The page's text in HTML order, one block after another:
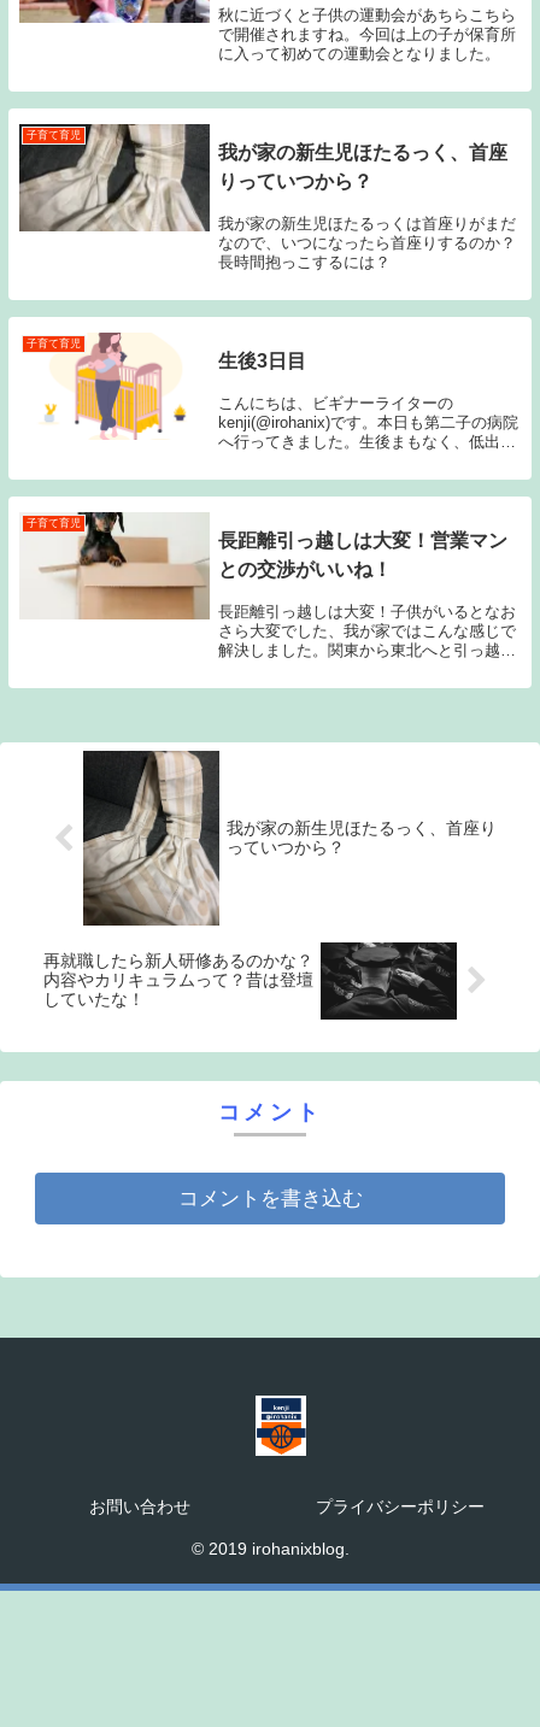
秋に近づくと子供の運動会があちらこちら
で開催されますね。今回は上の子が保育所
に入って初めての運動会となりました。
子育て育児
我が家の新生児ほたるっく、首座
りっていつから？
我が家の新生児ほたるっくは首座りがまだ
なので、いつになったら首座りするのか？
長時間抱っこするには？
子育て育児
生後3日目
こんにちは、ビギナーライターの
kenji(@irohanix)です。本日も第二子の病院
へ行ってきました。生後まもなく、低出生
ち着きを見せてきた我が家のほたるっく
（＠＠）ミルクもなんとか飲み干しなが
子育て育児
長距離引っ越しは大変！営業マン
との交渉がいいね！
長距離引っ越しは大変！子供がいるとなお
さら大変でした、我が家ではこんな感じで
解決しました。関東から東北へと引っ越し
我が家の新生児ほたるっく、首座り
っていつから？
再就職したら新人研修あるのかな？
内容やカリキュラムって？昔は登壇
していたな！
コメント
コメントを書き込む
お問い合わせ プライバシーポリシー
© 2019 irohanixblog.